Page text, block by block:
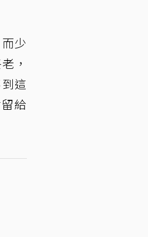
少
，
這
給